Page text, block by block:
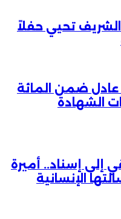
تحيي حفلاً
عادل ضمن المائة
الشهادة
إلى إسناد.. أميرة
الإنسانية